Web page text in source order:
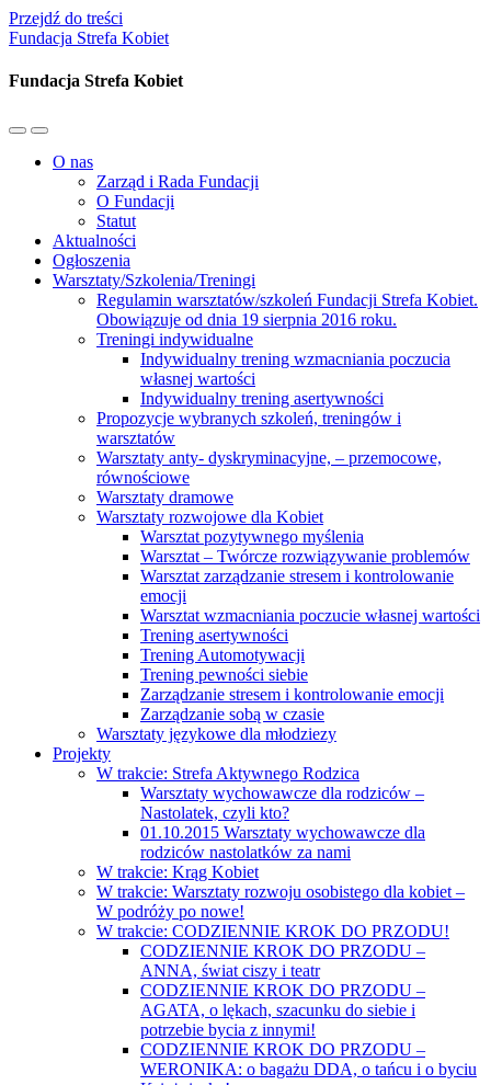
Przejdź do treści
Fundacja Strefa Kobiet
Fundacja Strefa Kobiet
Przełącz
mobilne
Przełącz
pole
wyszukiwania
O nas
Zarząd i Rada Fundacji
O Fundacji
Statut
Aktualności
Ogłoszenia
Warsztaty/Szkolenia/Treningi
Regulamin warsztatów/szkoleń Fundacji Strefa Kobiet.
Obowiązuje od dnia 19 sierpnia 2016 roku.
Treningi indywidualne
Indywidualny trening wzmacniania poczucia
własnej wartości
Indywidualny trening asertywności
Propozycje wybranych szkoleń, treningów i
warsztatów
Warsztaty anty- dyskryminacyjne, – przemocowe,
równościowe
Warsztaty dramowe
Warsztaty rozwojowe dla Kobiet
Warsztat pozytywnego myślenia
Warsztat – Twórcze rozwiązywanie problemów
Warsztat zarządzanie stresem i kontrolowanie
emocji
Warsztat wzmacniania poczucie własnej wartości
Trening asertywności
Trening Automotywacji
Trening pewności siebie
Zarządzanie stresem i kontrolowanie emocji
Zarządzanie sobą w czasie
Warsztaty językowe dla młodziezy
Projekty
W trakcie: Strefa Aktywnego Rodzica
Warsztaty wychowawcze dla rodziców –
Nastolatek, czyli kto?
01.10.2015 Warsztaty wychowawcze dla
rodziców nastolatków za nami
W trakcie: Krąg Kobiet
W trakcie: Warsztaty rozwoju osobistego dla kobiet –
W podróży po nowe!
W trakcie: CODZIENNIE KROK DO PRZODU!
CODZIENNIE KROK DO PRZODU –
ANNA, świat ciszy i teatr
CODZIENNIE KROK DO PRZODU –
AGATA, o lękach, szacunku do siebie i
potrzebie bycia z innymi!
CODZIENNIE KROK DO PRZODU –
WERONIKA: o bagażu DDA, o tańcu i o byciu